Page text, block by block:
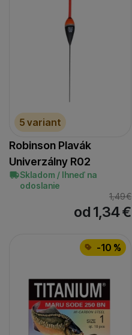
5 variant
Robinson Plavák
Univerzálny R02
Skladom / Ihneď na
odoslanie
1,49€
od 1,34€
-10 %